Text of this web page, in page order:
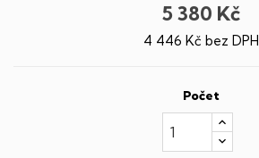
5 380 Kč
4 446 Kč bez DPH
Počet